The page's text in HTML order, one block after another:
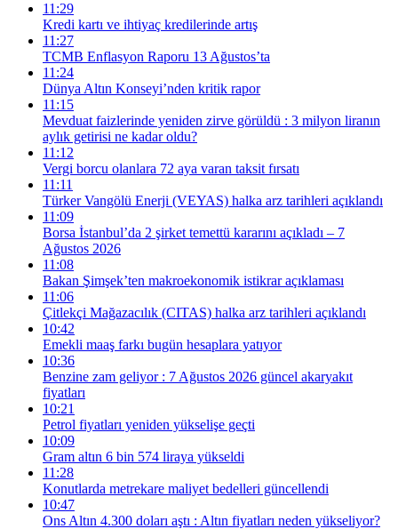
11:29
Kredi kartı ve ihtiyaç kredilerinde artış
11:27
TCMB Enflasyon Raporu 13 Ağustos’ta
11:24
Dünya Altın Konseyi’nden kritik rapor
11:15
Mevduat faizlerinde yeniden zirve görüldü : 3 milyon liranın
aylık getirisi ne kadar oldu?
11:12
Vergi borcu olanlara 72 aya varan taksit fırsatı
11:11
Türker Vangölü Enerji (VEYAS) halka arz tarihleri açıklandı
11:09
Borsa İstanbul’da 2 şirket temettü kararını açıkladı – 7
Ağustos 2026
11:08
Bakan Şimşek’ten makroekonomik istikrar açıklaması
11:06
Çitlekçi Mağazacılık (CITAS) halka arz tarihleri açıklandı
10:42
Emekli maaş farkı bugün hesaplara yatıyor
10:36
Benzine zam geliyor : 7 Ağustos 2026 güncel akaryakıt
fiyatları
10:21
Petrol fiyatları yeniden yükselişe geçti
10:09
Gram altın 6 bin 574 liraya yükseldi
11:28
Konutlarda metrekare maliyet bedelleri güncellendi
10:47
Ons Altın 4.300 doları aştı : Altın fiyatları neden yükseliyor?